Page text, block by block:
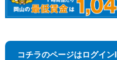
コチラのページはログイ